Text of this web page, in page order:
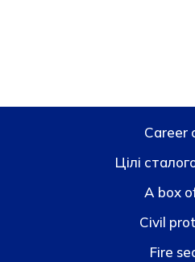
Career
Цілі
A box
Civil
Fire